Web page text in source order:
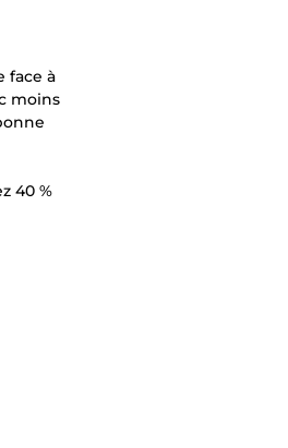
face à
moins
40 %